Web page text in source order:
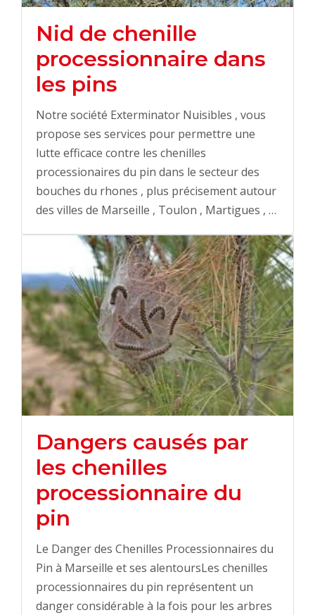
Nid de chenille
processionnaire dans
les pins
Notre société Exterminator Nuisibles , vous
propose ses services pour permettre une
lutte efficace contre les chenilles
processionaires du pin dans le secteur des
bouches du rhones , plus précisement autour
des villes de Marseille , Toulon , Martigues , …
Dangers causés par
les chenilles
processionnaire du
pin
Le Danger des Chenilles Processionnaires du
Pin à Marseille et ses alentoursLes chenilles
processionnaires du pin représentent un
danger considérable à la fois pour les arbres